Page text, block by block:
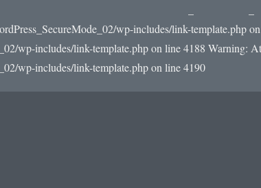
wp-includes/link-template.php
wp-includes/link-template.php on line 4188 Warning:
wp-includes/link-template.php on line 4190